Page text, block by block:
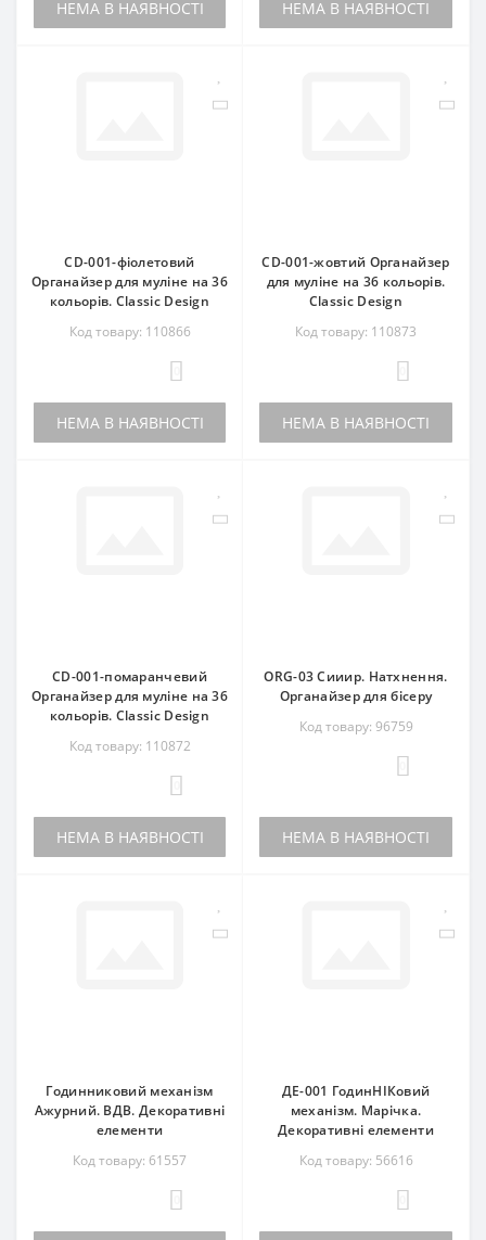
НЕМА В НАЯВНОСТІ НЕМА В НАЯВНОСТІ
CD-001-фіолетовий
Органайзер для муліне на 36
кольорів. Classic Design
Код товару: 110866
НЕМА В НАЯВНОСТІ
CD-001-жовтий Органайзер
для муліне на 36 кольорів.
Classic Design
Код товару: 110873
НЕМА В НАЯВНОСТІ
CD-001-помаранчевий
Органайзер для муліне на 36
кольорів. Classic Design
Код товару: 110872
НЕМА В НАЯВНОСТІ
ORG-03 Сииир. Натхнення.
Органайзер для бісеру
Код товару: 96759
НЕМА В НАЯВНОСТІ
Годинниковий механізм
Ажурний. ВДВ. Декоративні
елементи
Код товару: 61557
ДЕ-001 ГодинНІКовий
механізм. Марічка.
Декоративні елементи
Код товару: 56616